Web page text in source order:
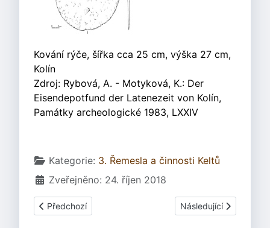
Kování rýče, šířka cca 25 cm, výška 27 cm,
Kolín
Zdroj: Rybová, A. - Motyková, K.: Der
Eisendepotfund der Latenezeit von Kolín,
Památky archeologické 1983, LXXIV
Základní údaje
Kategorie: 3. Řemesla a činnosti Keltů
Zveřejněno: 24. říjen 2018
Předchozí článek: 3.07.4.2.4 Výrobky - zemědělské
Předchozí Další článek:
Následující